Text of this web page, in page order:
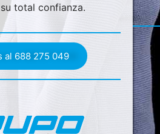
total confianza.
al 688 275 049